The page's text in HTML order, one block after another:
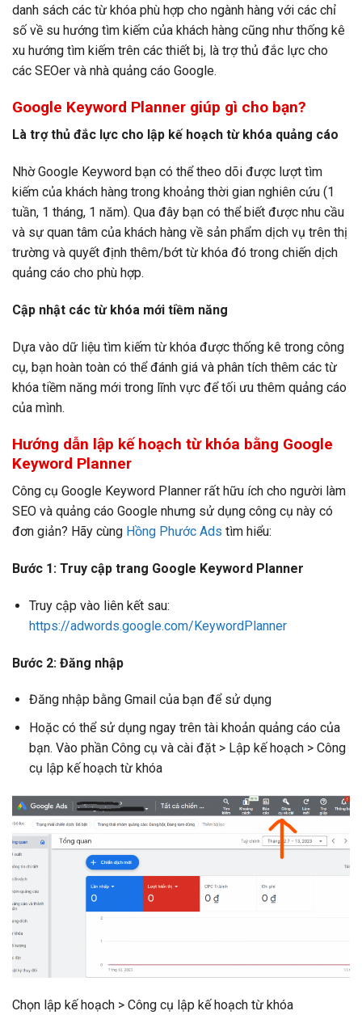
danh sách các từ khóa phù hợp cho ngành hàng với các chỉ
số về su hướng tìm kiếm của khách hàng cũng như thống kê
xu hướng tìm kiếm trên các thiết bị, là trợ thủ đắc lực cho
các SEOer và nhà quảng cáo Google.
Google Keyword Planner giúp gì cho bạn?
Là trợ thủ đắc lực cho lập kế hoạch từ khóa quảng cáo
Nhờ Google Keyword bạn có thể theo dõi được lượt tìm
kiếm của khách hàng trong khoảng thời gian nghiên cứu (1
tuần, 1 tháng, 1 năm). Qua đây bạn có thể biết được nhu cầu
và sự quan tâm của khách hàng về sản phẩm dịch vụ trên thị
trường và quyết định thêm/bớt từ khóa đó trong chiến dịch
quảng cáo cho phù hợp.
Cập nhật các từ khóa mới tiềm năng
Dựa vào dữ liệu tìm kiếm từ khóa được thống kê trong công
cụ, bạn hoàn toàn có thể đánh giá và phân tích thêm các từ
khóa tiềm năng mới trong lĩnh vực để tối ưu thêm quảng cáo
của mình.
Hướng dẫn lập kế hoạch từ khóa bằng Google
Keyword Planner
Công cụ Google Keyword Planner rất hữu ích cho người làm
SEO và quảng cáo Google nhưng sử dụng công cụ này có
đơn giản? Hãy cùng Hồng Phước Ads tìm hiểu:
Bước 1: Truy cập trang Google Keyword Planner
Truy cập vào liên kết sau:
https://adwords.google.com/KeywordPlanner
Bước 2: Đăng nhập
Đăng nhập bằng Gmail của bạn để sử dụng
Hoặc có thể sử dụng ngay trên tài khoản quảng cáo của
bạn. Vào phần Công cụ và cài đặt > Lập kế hoạch > Công
cụ lập kế hoạch từ khóa
Chọn lập kế hoạch > Công cụ lập kế hoạch từ khóa